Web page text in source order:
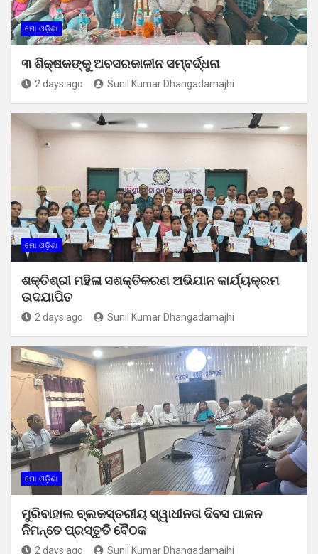
ମୋ ଓଡ଼ିଶା
୩ ଶିକ୍ଷକଙ୍କୁ ଅବସରକାଳୀନ ସମ୍ବର୍ଦ୍ଧନା
2 days ago Sunil Kumar Dhangadamajhi
ମୋ ଓଡ଼ିଶା
ଶକ୍ତିଶ୍ରୀ ମହିଳା ସଶକ୍ତିକରଣ ଅଭିଯାନ କାର୍ଯ୍ୟକ୍ରମ
ଉଦଯାପିତ
2 days ago Sunil Kumar Dhangadamajhi
ମୋ ଓଡ଼ିଶା
ମୁରିବାହାଲ ବ୍ଲକସ୍ତରୀୟ ସ୍ୱାଧୀନତା ଦିବସ ପାଳନ
ନିମନ୍ତେ ପ୍ରସ୍ତୁତି ବୈଠକ
2 days ago Sunil Kumar Dhangadamajhi